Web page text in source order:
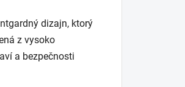
dizajn, ktorý
z vysoko
a bezpečnosti